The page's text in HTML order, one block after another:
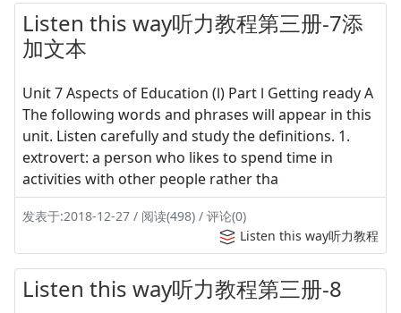
Listen this way听力教程第三册-7添
加文本
Unit 7 Aspects of Education (Ⅰ) Part Ⅰ Getting ready A
The following words and phrases will appear in this
unit. Listen carefully and study the definitions. 1.
extrovert: a person who likes to spend time in
activities with other people rather tha
发表于:2018-12-27 / 阅读(498) / 评论(0)
Listen this way听力教程
Listen this way听力教程第三册-8